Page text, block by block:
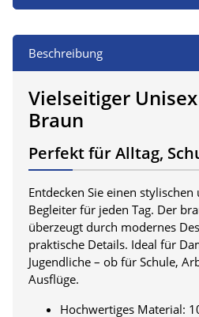
Beschreibung
Vielseitiger
Braun
Perfekt für Alltag,
Entdecken Sie einen
Begleiter für jeden Tag. Der
überzeugt durch modernes
praktische Details. Ideal für
Jugendliche – ob für Schule,
Ausflüge.
Hochwertiges Material: